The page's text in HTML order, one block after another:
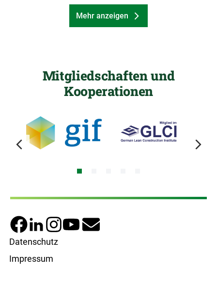
Mehr anzeigen
Mitgliedschaften und
Kooperationen
Bild Bild
Fußzeilenmenü
Datenschutz
Impressum